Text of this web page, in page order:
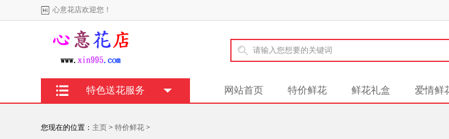
心意花店欢迎您！
网站首页 特价鲜花 鲜花礼盒 爱情鲜
特色送花服务
您现在的位置： 主页 > 特价鲜花 >